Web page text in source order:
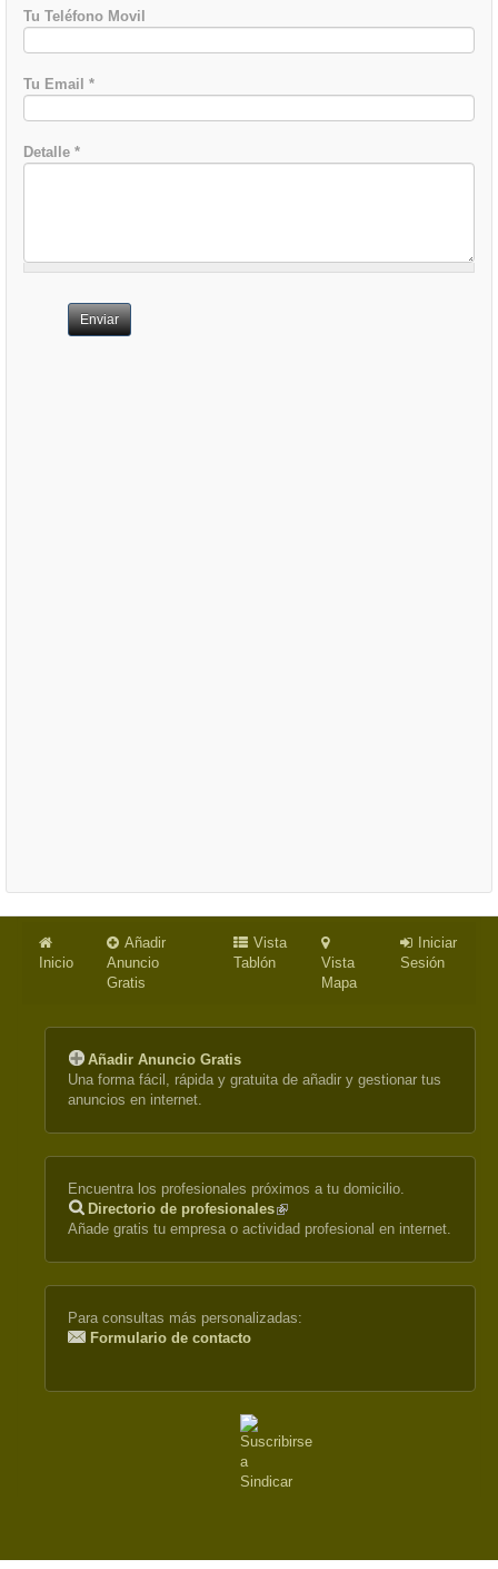
Tu Teléfono Movil
Tu Email *
Detalle *
Enviar
Inicio
Añadir
Anuncio
Gratis
Vista
Tablón
Vista
Mapa
Iniciar
Sesión
Añadir Anuncio Gratis
Una forma fácil, rápida y gratuita de añadir y gestionar tus
anuncios en internet.
Encuentra los profesionales próximos a tu domicilio.
Directorio de profesionales(link
is
Añade gratis tu empresa o actividad profesional en internet.
Para consultas más personalizadas:
Formulario de contacto